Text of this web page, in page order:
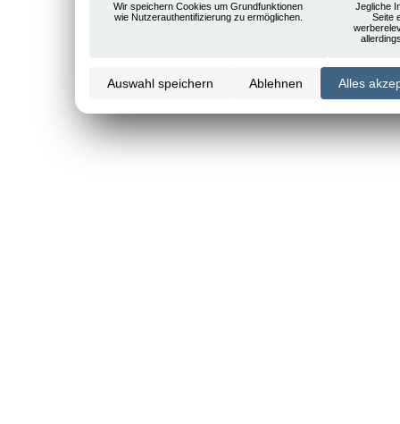
Wir speichern Cookies um Grundfunktionen
wie Nutzerauthentifizierung zu ermöglichen.
Jegliche
Seite
Auswahl speichern Ablehnen Alles